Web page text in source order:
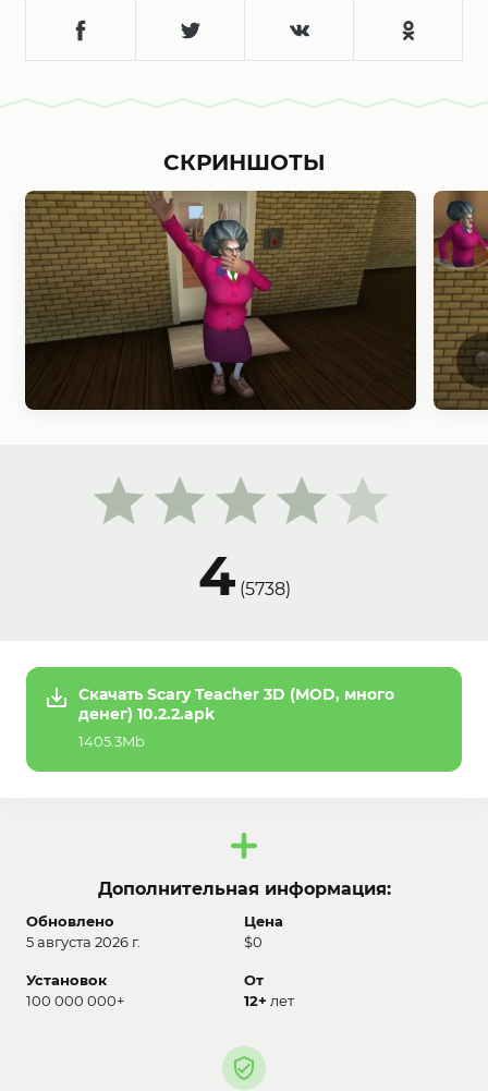
4(5738)
СКРИНШОТЫ
Скачать Scary Teacher 3D (MOD, много
денег) 10.2.2.apk
1405.3Mb
Дополнительная информация:
Обновлено
5 августа 2026 г.
Цена
$0
Установок
100 000 000+
От
12+ лет